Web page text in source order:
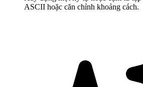
ASCII hoặc căn chỉnh khoảng cách.